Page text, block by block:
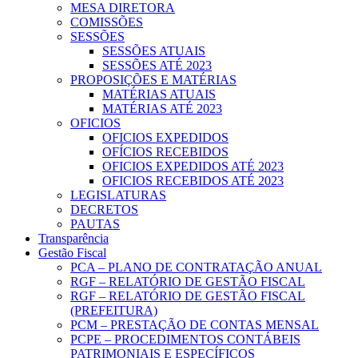
MESA DIRETORA
COMISSÕES
SESSÕES
SESSÕES ATUAIS
SESSÕES ATÉ 2023
PROPOSIÇÕES E MATÉRIAS
MATÉRIAS ATUAIS
MATÉRIAS ATÉ 2023
OFICIOS
OFICIOS EXPEDIDOS
OFÍCIOS RECEBIDOS
OFICIOS EXPEDIDOS ATÉ 2023
OFICIOS RECEBIDOS ATÉ 2023
LEGISLATURAS
DECRETOS
PAUTAS
Transparência
Gestão Fiscal
PCA – PLANO DE CONTRATAÇÃO ANUAL
RGF – RELATÓRIO DE GESTÃO FISCAL
RGF – RELATÓRIO DE GESTÃO FISCAL
(PREFEITURA)
PCM – PRESTAÇÃO DE CONTAS MENSAL
PCPE – PROCEDIMENTOS CONTÁBEIS
PATRIMONIAIS E ESPECÍFICOS